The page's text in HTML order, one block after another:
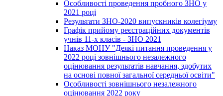
Особливості проведення пробного ЗНО у
2021 році
Результати ЗНО-2020 випускників колегіуму
Графік прийому реєстраційних документів
учнів 11-х класів - ЗНО 2021
Наказ МОНУ "Деякі питання проведення у
2022 році зовнішнього незалежного
оцінювання результатів навчання, здобутих
на основі повної загальної середньої освіти"
Особливості зовнішнього незалежного
оцінювання 2022 року